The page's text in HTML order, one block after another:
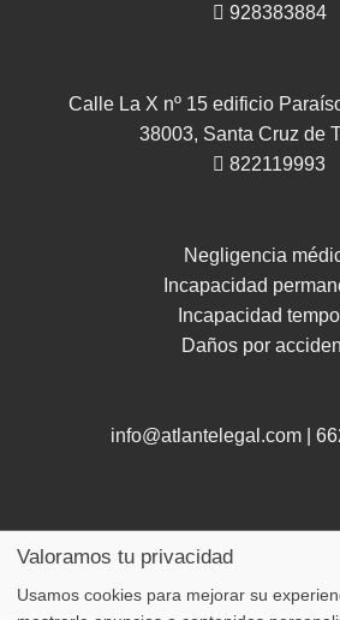
928383884
Calle La X nº 15 edificio
38003, Santa Cruz de
822119993
Negligencia
Incapacidad
Incapacidad
Daños por
info@atlantelegal.com
Valoramos tu privacidad
Usamos cookies para mejorar su